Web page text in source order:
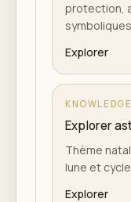
protection,
Explorer
Explorer
Thème
lune et
Explorer